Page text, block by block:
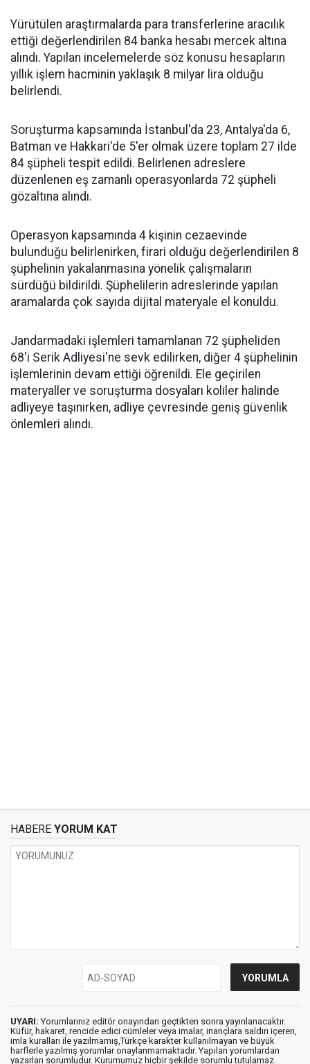
Yürütülen araştırmalarda para transferlerine aracılık
ettiği değerlendirilen 84 banka hesabı mercek altına
alındı. Yapılan incelemelerde söz konusu hesapların
yıllık işlem hacminin yaklaşık 8 milyar lira olduğu
belirlendi.
Soruşturma kapsamında İstanbul'da 23, Antalya'da 6,
Batman ve Hakkari'de 5'er olmak üzere toplam 27 ilde
84 şüpheli tespit edildi. Belirlenen adreslere
düzenlenen eş zamanlı operasyonlarda 72 şüpheli
gözaltına alındı.
Operasyon kapsamında 4 kişinin cezaevinde
bulunduğu belirlenirken, firari olduğu değerlendirilen 8
şüphelinin yakalanmasına yönelik çalışmaların
sürdüğü bildirildi. Şüphelilerin adreslerinde yapılan
aramalarda çok sayıda dijital materyale el konuldu.
Jandarmadaki işlemleri tamamlanan 72 şüpheliden
68'i Serik Adliyesi'ne sevk edilirken, diğer 4 şüphelinin
işlemlerinin devam ettiği öğrenildi. Ele geçirilen
materyaller ve soruşturma dosyaları koliler halinde
adliyeye taşınırken, adliye çevresinde geniş güvenlik
önlemleri alındı.
HABERE YORUM KAT
UYARI: Yorumlarınız editör onayından geçtikten sonra yayınlanacaktır.
Küfür, hakaret, rencide edici cümleler veya imalar, inançlara saldırı içeren,
imla kuralları ile yazılmamış,Türkçe karakter kullanılmayan ve büyük
harflerle yazılmış yorumlar onaylanmamaktadır. Yapılan yorumlardan
yazarları sorumludur. Kurumumuz hiçbir şekilde sorumlu tutulamaz.